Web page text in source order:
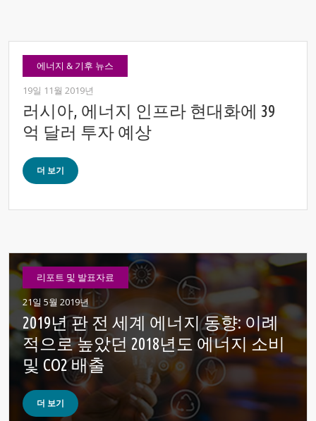
에너지 & 기후 뉴스
19일 11월 2019년
러시아, 에너지 인프라 현대화에 39
억 달러 투자 예상
더 보기
리포트 및 발표자료
21일 5월 2019년
2019년 판 전 세계 에너지 동향: 이례
적으로 높았던 2018년도 에너지 소비
및 CO2 배출
더 보기